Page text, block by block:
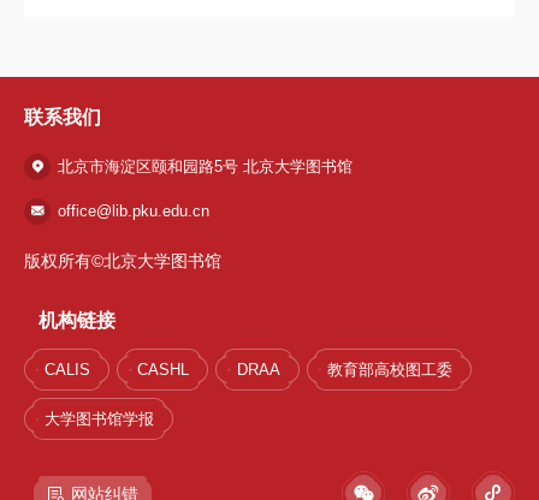
1 / 72
联系我们
北京市海淀区颐和园路5号 北京大学图书馆
office@lib.pku.edu.cn
版权所有©北京大学图书馆
机构链接
CALIS CASHL DRAA 教育部高校图工委
大学图书馆学报
网站纠错